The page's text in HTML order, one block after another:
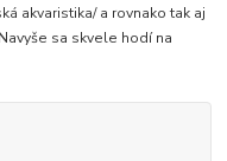
akvaristika/ a rovnako tak aj
sa skvele hodí na